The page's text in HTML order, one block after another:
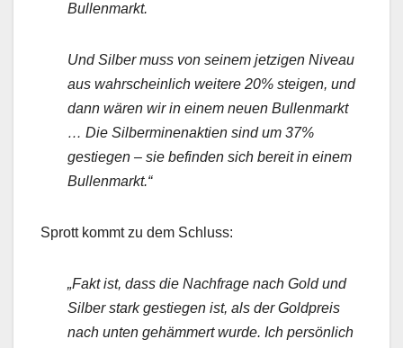
Bullenmarkt.
Und Silber muss von seinem jetzigen Niveau
aus wahrscheinlich weitere 20% steigen, und
dann wären wir in einem neuen Bullenmarkt
… Die Silberminenaktien sind um 37%
gestiegen – sie befinden sich bereit in einem
Bullenmarkt.“
Sprott kommt zu dem Schluss:
„Fakt ist, dass die Nachfrage nach Gold und
Silber stark gestiegen ist, als der Goldpreis
nach unten gehämmert wurde. Ich persönlich